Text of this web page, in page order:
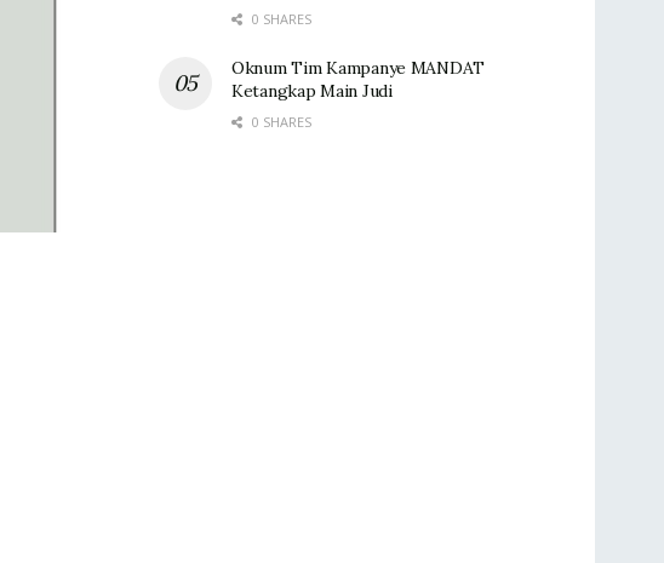
0 SHARES
Oknum Tim Kampanye MANDAT
Ketangkap Main Judi
0 SHARES